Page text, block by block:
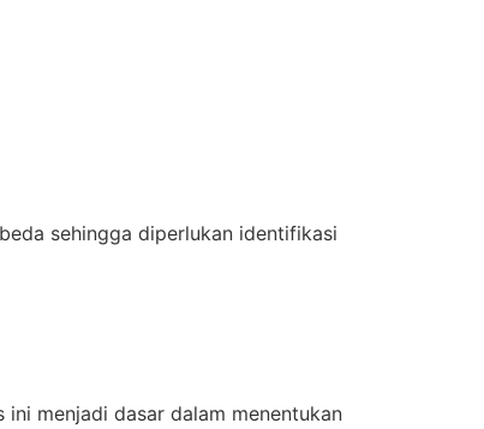
sehingga diperlukan identifikasi
menjadi dasar dalam menentukan